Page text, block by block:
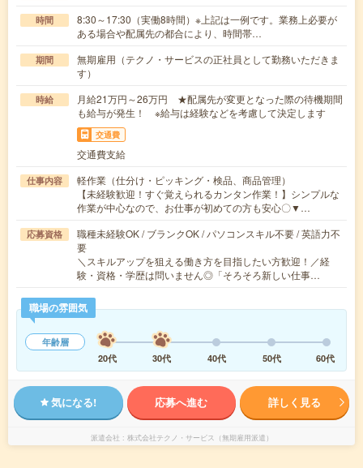
時間
8:30～17:30（実働8時間）※上記は一例です。業務上必要が
ある場合や配属先の都合により、時間帯…
期間
無期雇用（テクノ・サービスの正社員として勤務いただきま
す）
時給
月給21万円～26万円 ★配属先が変更となった際の待機期間
も給与が発生！ ※給与は経験などを考慮して決定します
交通費
交通費支給
仕事内容
軽作業（仕分け・ピッキング・検品、商品管理）
【未経験歓迎！すぐ覚えられるカンタン作業！】シンプルな
作業が中心なので、お仕事が初めての方も安心〇▼…
応募資格
職種未経験OK / ブランクOK / パソコンスキル不要 / 英語力不
要
＼スキルアップを狙える働き方を目指したい方歓迎！／経
験・資格・学歴は問いません◎「そろそろ新しい仕事…
職場の雰囲気
年齢層
20代
30代 40代 50代 60代
気になる! 応募へ進む 詳しく見る
派遣会社 株式会社テクノ・サービス（無期雇用派遣）